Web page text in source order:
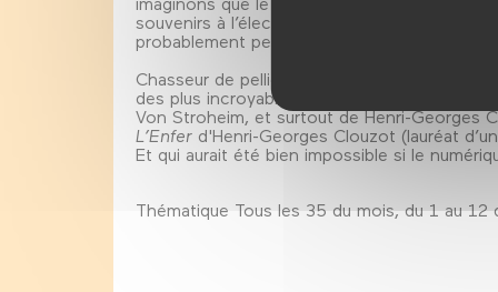
souvenirs à l’électronique, nous avons
probablement perdu notre mémoire vive,
Chasseur de pellicules anciennes,
des plus incroyables découvertes de trésors
Von Stroheim, et surtout de Henri-Georges
L’Enfer d'Henri-Georges Clouzot (lauréat
Et qui aurait été bien impossible si le
Thématique Tous les 35 du mois, du 1 au